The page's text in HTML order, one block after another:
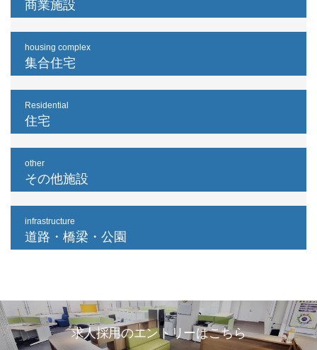
商業施設
housing complex
集合住宅
Residential
住宅
other
その他施設
infrastructure
道路・橋梁・公園
求人採用のエントリーはこちら